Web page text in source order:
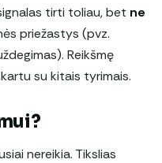
tirti toliau, bet ne
priežastys (pvz.
Reikšmę
su kitais tyrimais.
nereikia. Tikslias